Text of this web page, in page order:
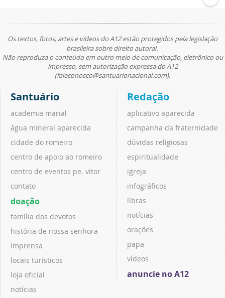
Os textos, fotos, artes e vídeos do A12 estão protegidos pela legislação
brasileira sobre direito autoral.
Não reproduza o conteúdo em outro meio de comunicação, eletrônico ou
impresso, sem autorização expressa do A12
(faleconosco@santuarionacional.com).
Santuário
academia marial
água mineral aparecida
cidade do romeiro
centro de apoio ao romeiro
centro de eventos pe. vitor
contato
doação
família dos devotos
história de nossa senhora
imprensa
locais turísticos
loja oficial
notícias
Redação
aplicativo aparecida
campanha da fraternidade
dúvidas religiosas
espiritualidade
igreja
infográficos
libras
notícias
orações
papa
vídeos
anuncie no A12